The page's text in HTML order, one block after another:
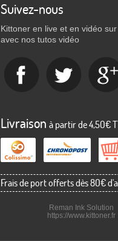
Suivez-nous
Kittoner en live et en vidéo
avec nos tutos vidéo
Livraison à partir de 4,50€
Frais de port offerts dès 80€
Reman Ink Solution
https://www.kittoner.fr